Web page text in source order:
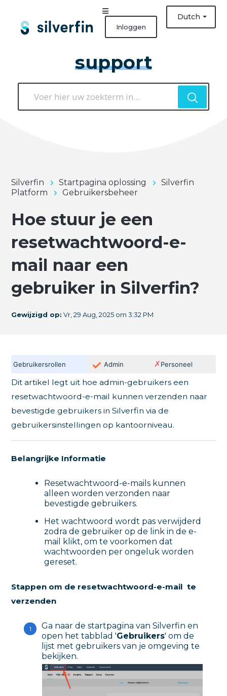
Dutch
Inloggen
support
Silverfin Startpagina oplossing
Silverfin
Platform
Gebruikersbeheer
Hoe stuur je een
resetwachtwoord-e-
mail naar een
gebruiker in Silverfin?
Gewijzigd op: Vr, 29 Aug, 2025 om 3:32 PM
Gebruikersrollen Admin ✗Personeel
Dit artikel legt uit hoe admin-gebruikers een
resetwachtwoord-e-mail kunnen verzenden naar
bevestigde gebruikers in Silverfin via de
gebruikersinstellingen op kantoorniveau.
Belangrijke Informatie
Resetwachtwoord-e-mails kunnen
alleen worden verzonden naar
bevestigde gebruikers.
Het wachtwoord wordt pas verwijderd
zodra de gebruiker op de link in de e-
mail klikt, om te voorkomen dat
wachtwoorden per ongeluk worden
gereset.
Stappen om de resetwachtwoord-e-mail te
verzenden
Ga naar de startpagina van Silverfin en
open het tabblad 'Gebruikers' om de
lijst met gebruikers van je omgeving te
bekijken.